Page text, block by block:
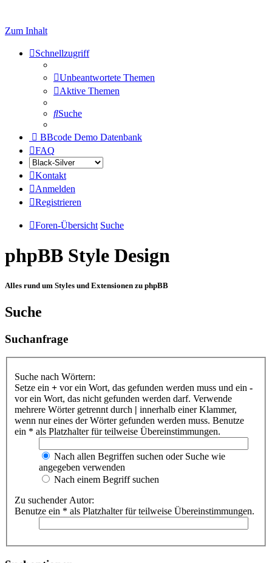
Zum Inhalt
Schnellzugriff
Unbeantwortete Themen
Aktive Themen
Suche
BBcode Demo Datenbank
FAQ
Kontakt
Anmelden
Registrieren
Foren-Übersicht Suche
phpBB Style Design
Alles rund um Styles und Extensionen zu phpBB
Suche
Suchanfrage
Suche nach Wörtern:
Setze ein + vor ein Wort, das gefunden werden muss und ein -
vor ein Wort, das nicht gefunden werden darf. Verwende
mehrere Wörter getrennt durch | innerhalb einer Klammer,
wenn nur eines der Wörter gefunden werden muss. Benutze
ein * als Platzhalter für teilweise Übereinstimmungen.
Nach allen Begriffen suchen oder Suche wie
angegeben verwenden
Nach einem Begriff suchen
Zu suchender Autor:
Benutze ein * als Platzhalter für teilweise Übereinstimmungen.